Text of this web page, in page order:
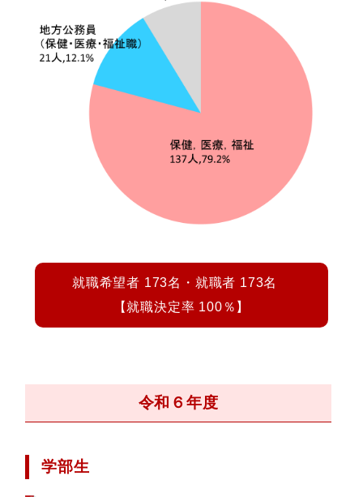
就職希望者 173名・就職者 173名
【就職決定率 100％】
令和６年度
学部生